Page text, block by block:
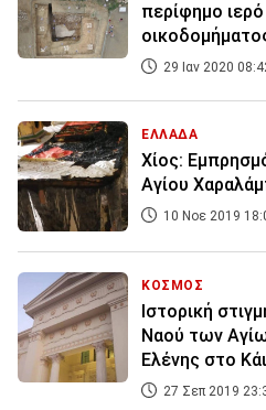
περίφημο
29 Ιαν 2020
ΕΛΛΑΔΑ
Χίος:
Αγίου
10 Νοε 2019
ΚΟΣΜΟΣ
Ιστορική
Ναού των
Ελένης στο
27 Σεπ 2019